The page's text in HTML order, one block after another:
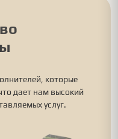
которые
дает нам высокий
услуг.